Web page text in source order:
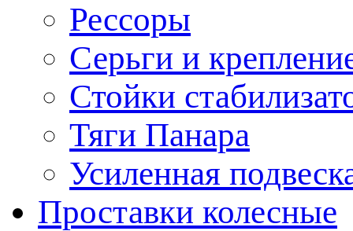
Рессоры
Серьги и
Стойки
Тяги Панара
Усиленная
Проставки колесные